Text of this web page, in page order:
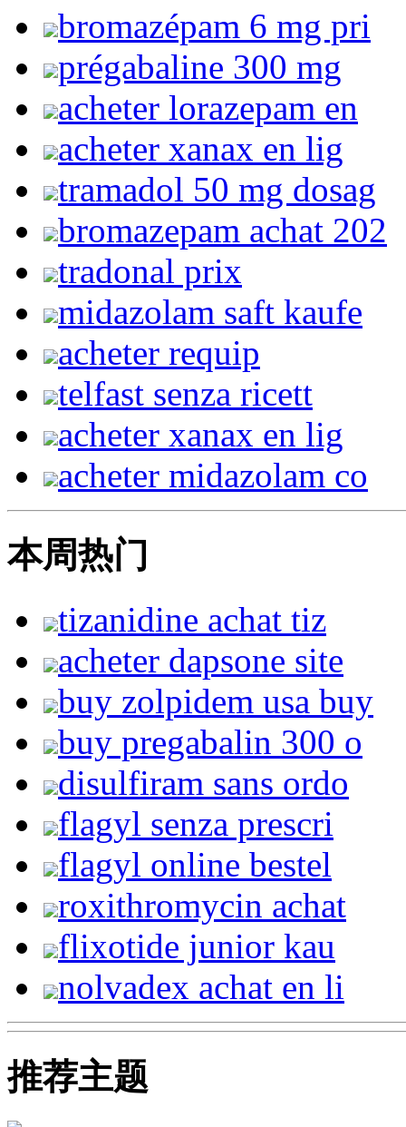
bromazépam 6 mg pri
prégabaline 300 mg
acheter lorazepam en
acheter xanax en lig
tramadol 50 mg dosag
bromazepam achat 202
tradonal prix
midazolam saft kaufe
acheter requip
telfast senza ricett
acheter xanax en lig
acheter midazolam co
本周热门
tizanidine achat tiz
acheter dapsone site
buy zolpidem usa buy
buy pregabalin 300 o
disulfiram sans ordo
flagyl senza prescri
flagyl online bestel
roxithromycin achat
flixotide junior kau
nolvadex achat en li
推荐主题